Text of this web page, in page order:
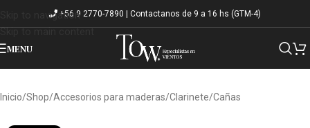
Skip to navigation
Skip to main content
+56 9 2770-7890 | Contactanos de 9 a 16 hs (GTM-4)
MENU
Inicio/Shop/Accesorios para maderas/Clarinete/Cañas